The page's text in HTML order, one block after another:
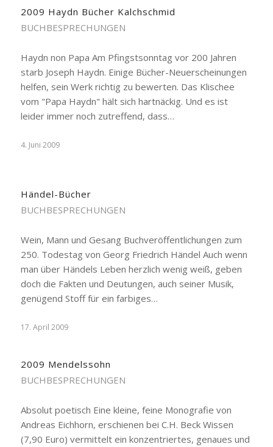
2009 Haydn Bücher Kalchschmid
BUCHBESPRECHUNGEN
Haydn non Papa Am Pfingstsonntag vor 200 Jahren
starb Joseph Haydn. Einige Bücher-Neuerscheinungen
helfen, sein Werk richtig zu bewerten. Das Klischee
vom "Papa Haydn" hält sich hartnäckig. Und es ist
leider immer noch zutreffend, dass…
4. Juni 2009
Händel-Bücher
BUCHBESPRECHUNGEN
Wein, Mann und Gesang Buchveröffentlichungen zum
250. Todestag von Georg Friedrich Händel Auch wenn
man über Händels Leben herzlich wenig weiß, geben
doch die Fakten und Deutungen, auch seiner Musik,
genügend Stoff für ein farbiges…
17. April 2009
2009 Mendelssohn
BUCHBESPRECHUNGEN
Absolut poetisch Eine kleine, feine Monografie von
Andreas Eichhorn, erschienen bei C.H. Beck Wissen
(7,90 Euro) vermittelt ein konzentriertes, genaues und